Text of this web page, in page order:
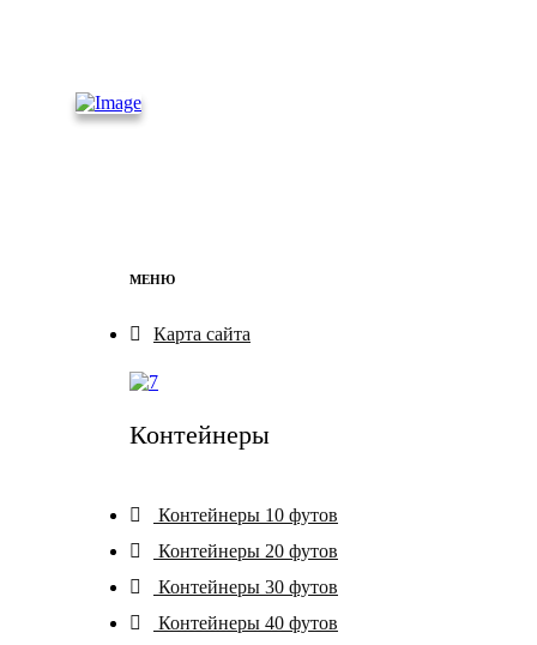
МЕНЮ
Карта сайта
Контейнеры
Контейнеры 10 футов
Контейнеры 20 футов
Контейнеры 30 футов
Контейнеры 40 футов